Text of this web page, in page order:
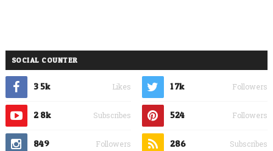
SOCIAL COUNTER
3.5k Likes 1.7k Followers
2.8k Subscribes 524 Followers
849 Followers 286 Subscribes